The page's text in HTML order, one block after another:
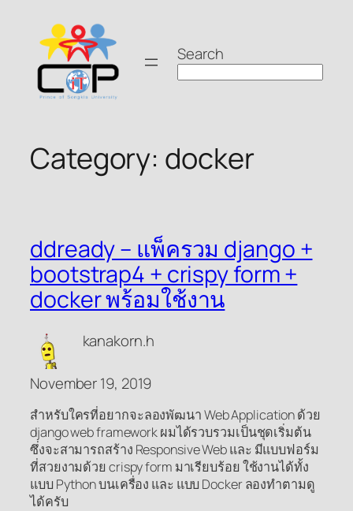
content
Search
Category: docker
ddready – แพ็ครวม django +
bootstrap4 + crispy form +
docker พร้อมใช้งาน
kanakorn.h
November 19, 2019
สำหรับใครที่อยากจะลองพัฒนา Web Application ด้วย
django web framework ผมได้รวบรวมเป็นชุดเริ่มต้น
ซึ่งจะสามารถสร้าง Responsive Web และ มีแบบฟอร์ม
ที่สวยงามด้วย crispy form มาเรียบร้อย ใช้งานได้ทั้ง
แบบ Python บนเครื่อง และ แบบ Docker ลองทำตามดู
ได้ครับ